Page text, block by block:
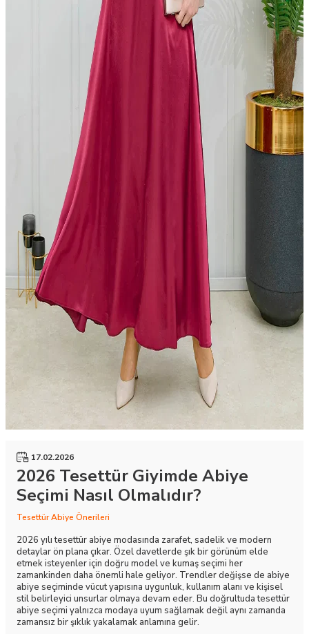
17.02.2026
2026 Tesettür Giyimde Abiye
Seçimi Nasıl Olmalıdır?
Tesettür Abiye Önerileri
2026 yılı tesettür abiye modasında zarafet, sadelik ve modern
detaylar ön plana çıkar. Özel davetlerde şık bir görünüm elde
etmek isteyenler için doğru model ve kumaş seçimi her
zamankinden daha önemli hale geliyor. Trendler değişse de abiye
abiye seçiminde vücut yapısına uygunluk, kullanım alanı ve kişisel
stil belirleyici unsurlar olmaya devam eder. Bu doğrultuda tesettür
abiye seçimi yalnızca modaya uyum sağlamak değil aynı zamanda
zamansız bir şıklık yakalamak anlamına gelir.